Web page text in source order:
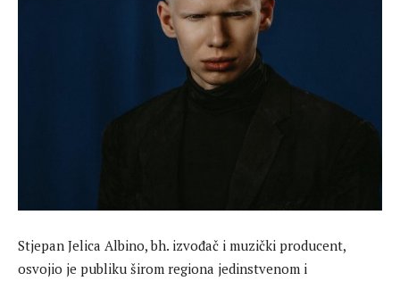
Stjepan Jelica Albino, bh. izvođač i muzički producent,
osvojio je publiku širom regiona jedinstvenom i